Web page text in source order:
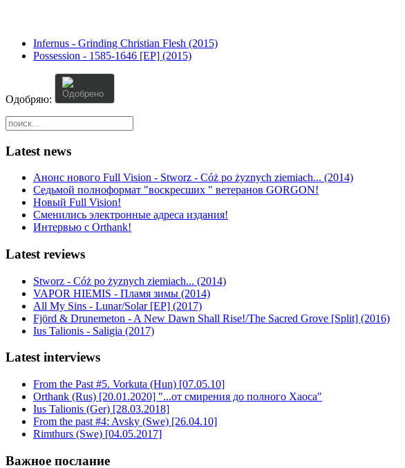
Infernus - Grinding Christian Flesh (2015)
Possession - 1585-1646 [EP] (2015)
Одобряю:
Latest news
Анонс нового Full Vision - Stworz - Cóż po żyznych ziemiach... (2014)
Седьмой полноформат "воскресших " ветеранов GORGON!
Новый Full Vision!
Сменились электронные адреса издания!
Интервью с Orthank!
Latest reviews
Stworz - Cóż po żyznych ziemiach... (2014)
VAPOR HIEMIS - Пламя зимы (2014)
All My Sins - Lunar/Solar [EP] (2017)
Fjörd & Drunemeton - A New Dawn Shall Rise!/The Sacred Grove [Split] (2016)
Ius Talionis - Saligia (2017)
Latest interviews
From the Past #5. Vorkuta (Hun) [07.05.10]
Orthank (Rus) [20.01.2020] "...от смирения до полного Хаоса"
Ius Talionis (Ger) [28.03.2018]
From the past #4: Avsky (Swe) [26.04.10]
Rimthurs (Swe) [04.05.2017]
Важное послание